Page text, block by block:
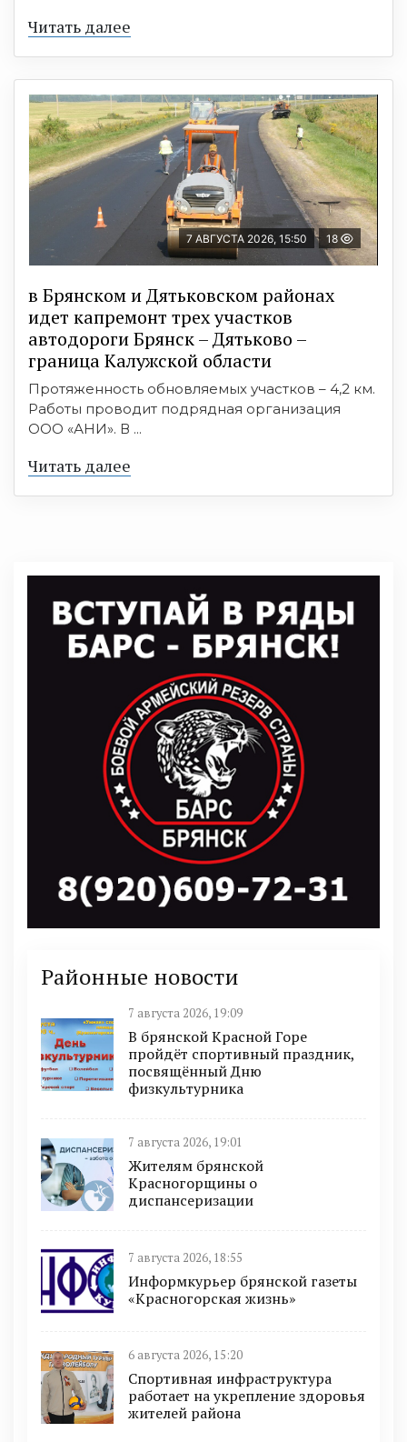
Читать далее
7 АВГУСТА 2026, 15:50 18
в Брянском и Дятьковском районах
идет капремонт трех участков
автодороги Брянск – Дятьково –
граница Калужской области
Протяженность обновляемых участков – 4,2 км.
Работы проводит подрядная организация
ООО «АНИ». В ...
Читать далее
Районные новости
7 августа 2026, 19:09
В брянской Красной Горе
пройдёт спортивный праздник,
посвящённый Дню
физкультурника
7 августа 2026, 19:01
Жителям брянской
Красногорщины о
диспансеризации
7 августа 2026, 18:55
Информкурьер брянской газеты
«Красногорская жизнь»
6 августа 2026, 15:20
Спортивная инфраструктура
работает на укрепление здоровья
жителей района